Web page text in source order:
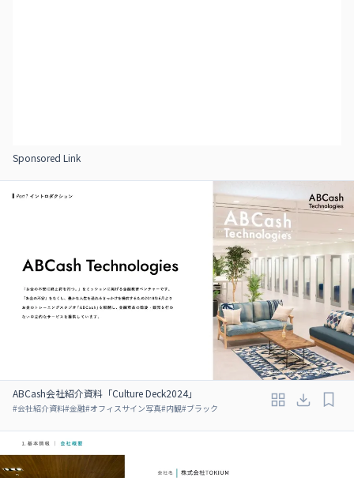
Sponsored Link
ABCash会社紹介資料「Culture Deck2024」
#会社紹介資料#金融#オフィスサイン写真#内観#ブラック